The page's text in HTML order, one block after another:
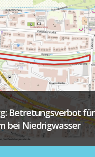
Betretungsverbot für
bei Niedrigwasser